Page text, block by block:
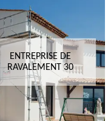
ENTREPRISE DE
RAVALEMENT 30